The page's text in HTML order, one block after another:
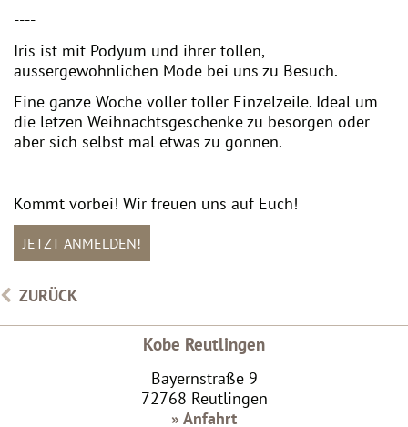
----
Iris ist mit Podyum und ihrer tollen,
aussergewöhnlichen Mode bei uns zu Besuch.
Eine ganze Woche voller toller Einzelzeile. Ideal um
die letzen Weihnachtsgeschenke zu besorgen oder
aber sich selbst mal etwas zu gönnen.
Kommt vorbei! Wir freuen uns auf Euch!
ZURÜCK
Kobe Reutlingen
Bayernstraße 9
72768 Reutlingen
» Anfahrt